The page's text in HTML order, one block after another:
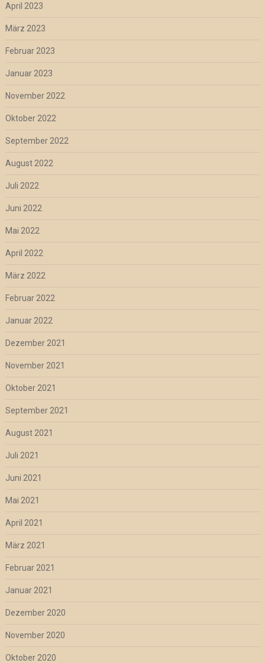
April 2023
März 2023
Februar 2023
Januar 2023
November 2022
Oktober 2022
September 2022
August 2022
Juli 2022
Juni 2022
Mai 2022
April 2022
März 2022
Februar 2022
Januar 2022
Dezember 2021
November 2021
Oktober 2021
September 2021
August 2021
Juli 2021
Juni 2021
Mai 2021
April 2021
März 2021
Februar 2021
Januar 2021
Dezember 2020
November 2020
Oktober 2020